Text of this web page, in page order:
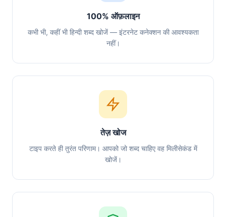
100% ऑफ़लाइन
कभी भी, कहीं भी हिन्दी शब्द खोजें — इंटरनेट कनेक्शन की आवश्यकता
नहीं।
तेज़ खोज
टाइप करते ही तुरंत परिणाम। आपको जो शब्द चाहिए वह मिलीसेकंड में
खोजें।